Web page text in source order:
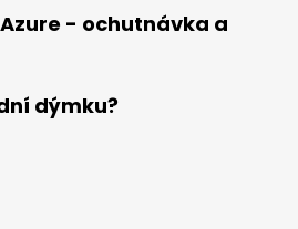
- ochutnávka a
dýmku?